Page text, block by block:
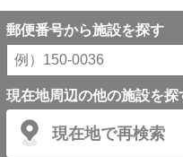
がビル正面に大きく貼られてい
がらも、街の景色に馴染んでいる
開始した新しいトランクルーム
聞きすると、よりお客様に寄り
という声が返ってきた。もともと
国内トップシェアを誇る企業だが
ら伺う必要があった。その点、屋
いたいときに使える場所にある
イメージも安心のセキュリティ
カバーしている。一度使ってみ
郵便番号から施設を探す
現在地周辺の他の施設を探
現在地で再検索